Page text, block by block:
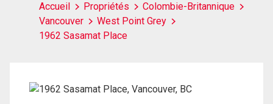
Accueil Propriétés
Colombie-Britannique
Vancouver
West Point Grey
1962 Sasamat Place